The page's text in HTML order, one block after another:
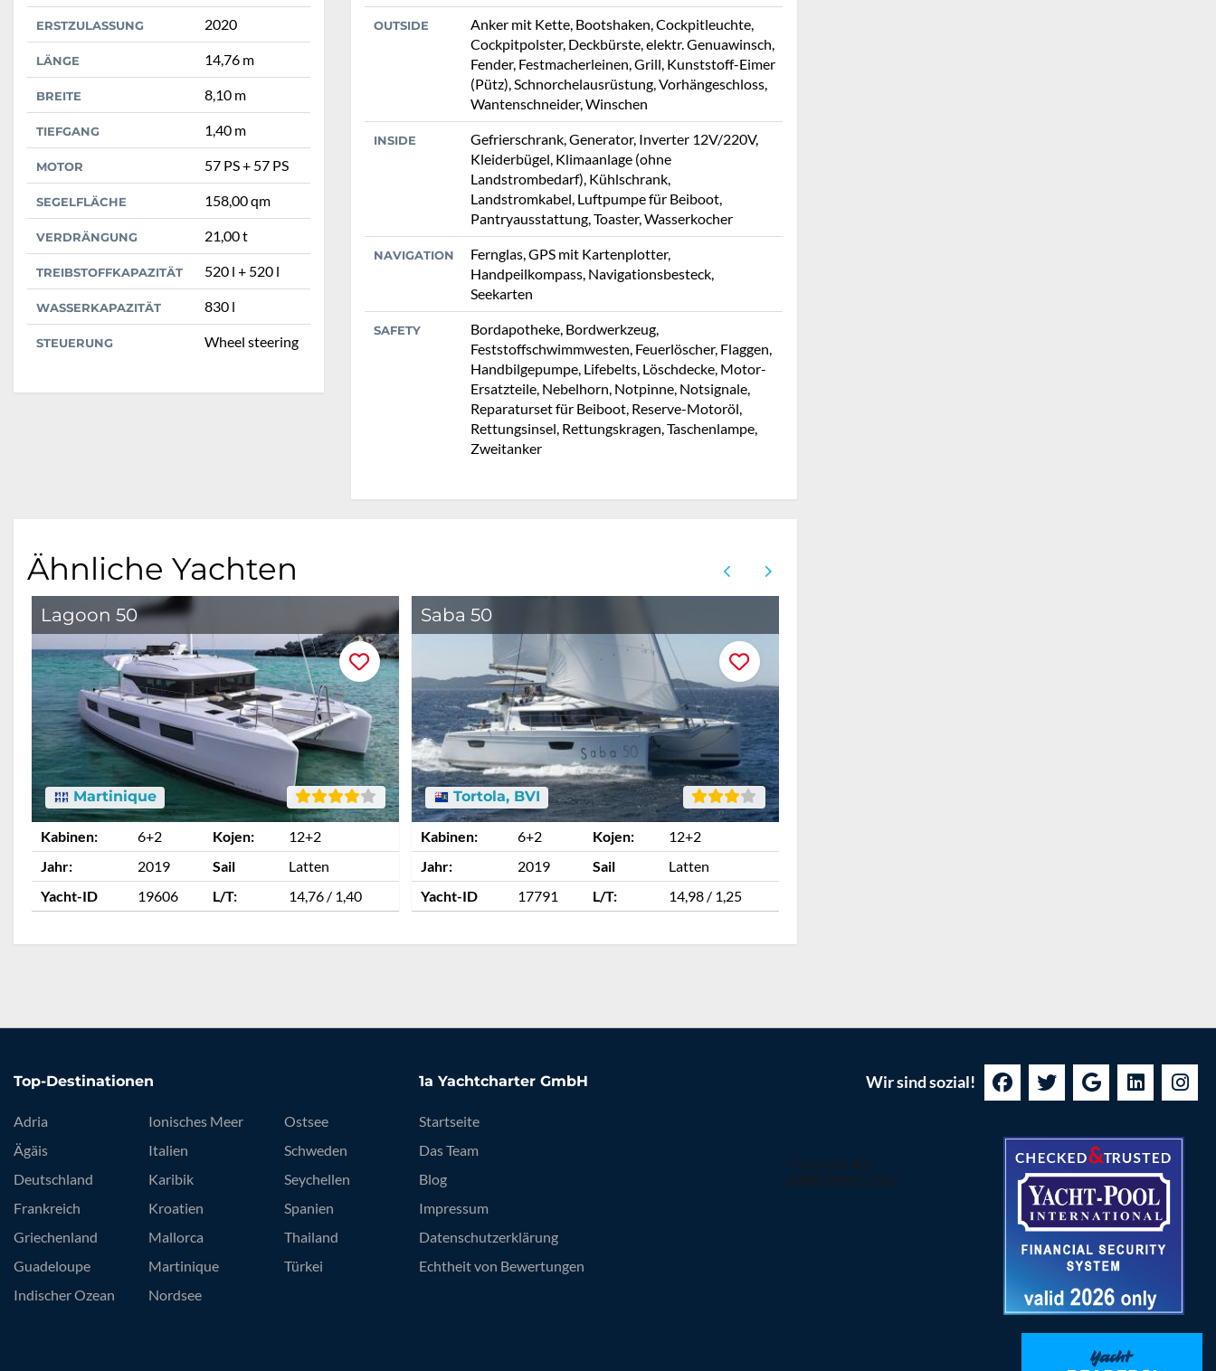
ERSTZULASSUNG 2020
LÄNGE 14,76 m
BREITE 8,10 m
TIEFGANG 1,40 m
MOTOR 57 PS + 57 PS
SEGELFLÄCHE 158,00 qm
VERDRÄNGUNG 21,00 t
TREIBSTOFFKAPAZITÄT 520 l + 520 l
WASSERKAPAZITÄT 830 l
STEUERUNG Wheel steering
OUTSIDE
Anker mit Kette, Bootshaken, Cockpitleuchte,
Cockpitpolster, Deckbürste, elektr. Genuawinsch,
Fender, Festmacherleinen, Grill, Kunststoff-Eimer
(Pütz), Schnorchelausrüstung, Vorhängeschloss,
Wantenschneider, Winschen
INSIDE
Gefrierschrank, Generator, Inverter 12V/220V,
Kleiderbügel, Klimaanlage (ohne
Landstrombedarf), Kühlschrank,
Landstromkabel, Luftpumpe für Beiboot,
Pantryausstattung, Toaster, Wasserkocher
NAVIGATION
Fernglas, GPS mit Kartenplotter,
Handpeilkompass, Navigationsbesteck,
Seekarten
SAFETY
Bordapotheke, Bordwerkzeug,
Feststoffschwimmwesten, Feuerlöscher, Flaggen,
Handbilgepumpe, Lifebelts, Löschdecke, Motor-
Ersatzteile, Nebelhorn, Notpinne, Notsignale,
Reparaturset für Beiboot, Reserve-Motoröl,
Rettungsinsel, Rettungskragen, Taschenlampe,
Zweitanker
Ähnliche Yachten
Lagoon 50
Martinique
Kabinen: 6+2 Kojen:
12+2
Jahr:
2019 Sail
Latten
Yacht-ID
19606 L/T: 14,76 / 1,40
Saba 50
Tortola, BVI
Kabinen: 6+2 Kojen:
12+2
Jahr:
2019 Sail
Latten
Yacht-ID
17791 L/T: 14,98 / 1,25
Top-Destinationen
Adria
Ägäis
Deutschland
Frankreich
Griechenland
Guadeloupe
Indischer Ozean
Ionisches Meer
Italien
Karibik
Kroatien
Mallorca
Martinique
Nordsee
Ostsee
Schweden
Seychellen
Spanien
Thailand
Türkei
1a Yachtcharter GmbH
Startseite
Das Team
Blog
Impressum
Datenschutzerklärung
Echtheit von Bewertungen
Wir sind sozial!